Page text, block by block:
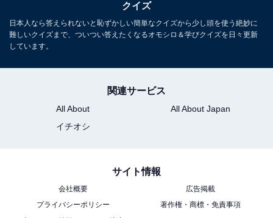
クイズ
日本人なら答えられないと恥ずかしい簡単なクイズから少し頭を使う絶妙に
難しいクイズまで、ついつい答えたくなるオモシロ＆学びクイズを日々更新
しています。
関連サービス
All About
All About Japan
イチオシ
サイト情報
会社概要
広告掲載
プライバシーポリシー
著作権・商標・免責事項